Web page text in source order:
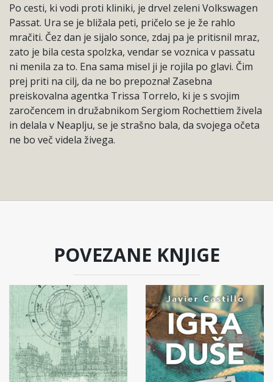
Po cesti, ki vodi proti kliniki, je drvel zeleni Volkswagen
Passat. Ura se je bližala peti, pričelo se je že rahlo
mračiti. Čez dan je sijalo sonce, zdaj pa je pritisnil mraz,
zato je bila cesta spolzka, vendar se voznica v passatu
ni menila za to. Ena sama misel ji je rojila po glavi. Čim
prej priti na cilj, da ne bo prepozna! Zasebna
preiskovalna agentka Trissa Torrelo, ki je s svojim
zaročencem in družabnikom Sergiom Rochettiem živela
in delala v Neaplju, se je strašno bala, da svojega očeta
ne bo več videla živega.
POVEZANE KNJIGE